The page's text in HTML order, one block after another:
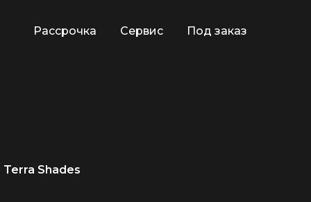
Рассрочка Сервис Под заказ
Shades